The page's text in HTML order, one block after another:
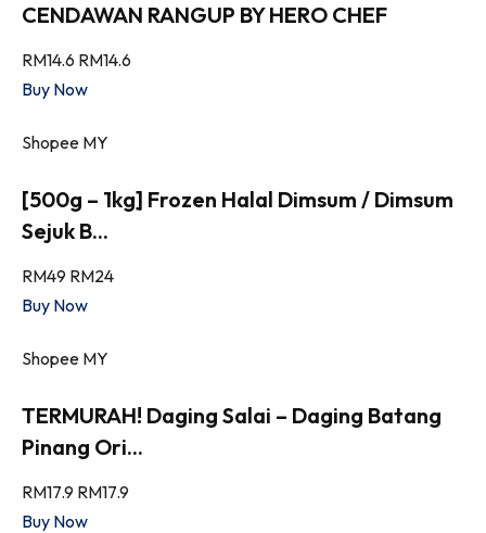
CENDAWAN RANGUP BY HERO CHEF
RM14.6 RM14.6
Buy Now
Shopee MY
[500g – 1kg] Frozen Halal Dimsum / Dimsum
Sejuk B...
RM49 RM24
Buy Now
Shopee MY
TERMURAH! Daging Salai – Daging Batang
Pinang Ori...
RM17.9 RM17.9
Buy Now